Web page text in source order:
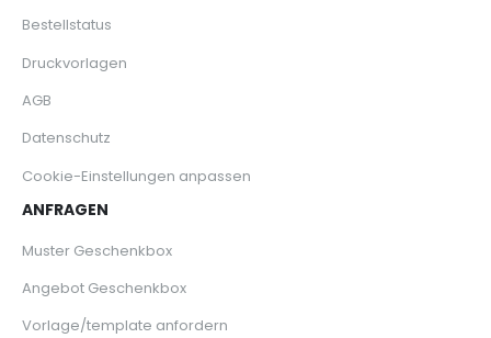
Bestellstatus
Druckvorlagen
AGB
Datenschutz
Cookie-Einstellungen anpassen
ANFRAGEN
Muster Geschenkbox
Angebot Geschenkbox
Vorlage/template anfordern